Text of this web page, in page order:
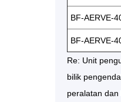
BF-AERVE-
BF-AERVE-
Re: Unit
bilik
peralatan